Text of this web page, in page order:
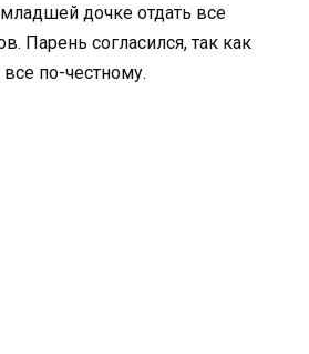
дочке отдать все
Парень согласился, так как
по-честному.